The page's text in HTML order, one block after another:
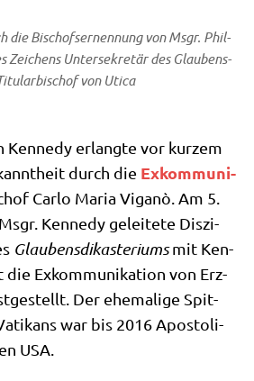
die Bischofs­er­nen­nung von Msgr. Phil­
Zei­chens Unter­se­kre­tär des Glau­bens­
von Uti­ca
Ken­ne­dy erlang­te vor kur­zem
durch die Exkom­mu­ni­
Car­lo Maria Viganò. Am 5.
Ken­ne­dy gelei­te­te Dis­zi­
Glau­bens­dik­aste­ri­umsmit Ken­
die Exkom­mu­ni­ka­ti­on von Erz­
Der ehe­ma­li­ge Spit­
war bis 2016 Apo­sto­li­
USA.